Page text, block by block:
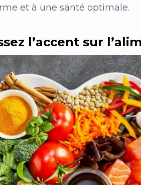
et à une santé optimale.
l’accent sur